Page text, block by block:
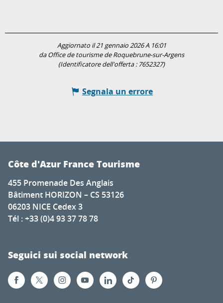
Aggiornato il 21 gennaio 2026 A 16:01
da Office de tourisme de Roquebrune-sur-Argens
(Identificatore dell'offerta : 7652327)
Segnala un errore
Côte d'Azur France Tourisme
455 Promenade Des Anglais
Bâtiment HORIZON – CS 53126
06203 NICE Cedex 3
Tél : +33 (0)4 93 37 78 78
Seguici sui social network